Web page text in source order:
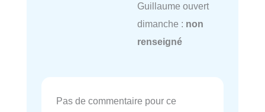
Guillaume ouvert
dimanche : non
renseigné
Pas de commentaire pour ce